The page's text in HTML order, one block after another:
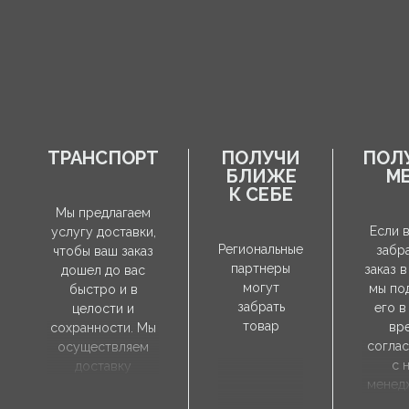
ТРАНСПОРТ
Мы предлагаем
услугу доставки,
чтобы ваш заказ
дошел до вас
быстро и в
целости и
сохранности. Мы
осуществляем
доставку
ПОЛУЧИ
БЛИЖЕ
К СЕБЕ
Региональные
партнеры
могут
забрать
товар
Если
заказ
мы
его в
с